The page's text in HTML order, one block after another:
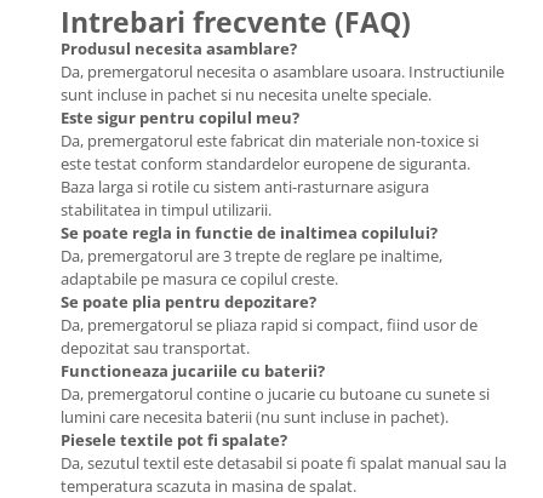
Intrebari frecvente (FAQ)
Produsul necesita asamblare?
Da, premergatorul necesita o asamblare usoara. Instructiunile
sunt incluse in pachet si nu necesita unelte speciale.
Este sigur pentru copilul meu?
Da, premergatorul este fabricat din materiale non-toxice si
este testat conform standardelor europene de siguranta.
Baza larga si rotile cu sistem anti-rasturnare asigura
stabilitatea in timpul utilizarii.
Se poate regla in functie de inaltimea copilului?
Da, premergatorul are 3 trepte de reglare pe inaltime,
adaptabile pe masura ce copilul creste.
Se poate plia pentru depozitare?
Da, premergatorul se pliaza rapid si compact, fiind usor de
depozitat sau transportat.
Functioneaza jucariile cu baterii?
Da, premergatorul contine o jucarie cu butoane cu sunete si
lumini care necesita baterii (nu sunt incluse in pachet).
Piesele textile pot fi spalate?
Da, sezutul textil este detasabil si poate fi spalat manual sau la
temperatura scazuta in masina de spalat.